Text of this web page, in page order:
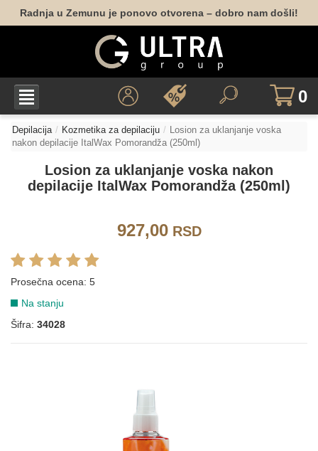
Radnja u Zemunu je ponovo otvorena – dobro nam došli!
0
Depilacija Kozmetika za depilaciju
Losion za uklanjanje voska
nakon depilacije ItalWax Pomorandža (250ml)
Losion za uklanjanje voska nakon
depilacije ItalWax Pomorandža (250ml)
927,00RSD
Prosečna ocena: 5
Na stanju
Šifra: 34028